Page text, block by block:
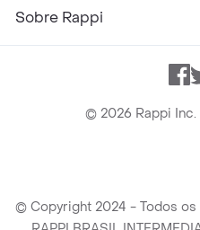
Sobre Rappi
© 2026 Rappi
© Copyright 2024 - Todos os